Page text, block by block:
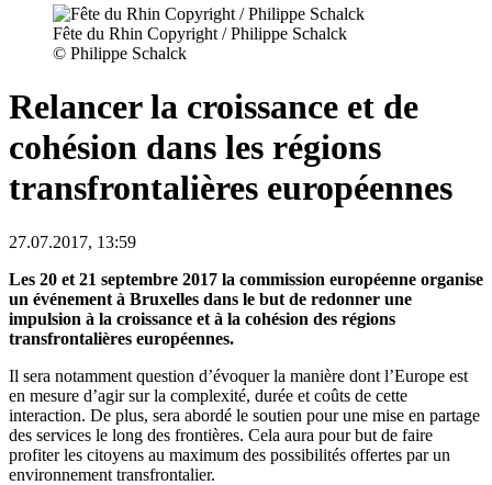
Fête du Rhin Copyright / Philippe Schalck
© Philippe Schalck
Relancer la croissance et de
cohésion dans les régions
transfrontalières européennes
27.07.2017, 13:59
Les 20 et 21 septembre 2017 la commission européenne organise
un événement à Bruxelles dans le but de redonner une
impulsion à la croissance et à la cohésion des régions
transfrontalières européennes.
Il sera notamment question d’évoquer la manière dont l’Europe est
en mesure d’agir sur la complexité, durée et coûts de cette
interaction. De plus, sera abordé le soutien pour une mise en partage
des services le long des frontières. Cela aura pour but de faire
profiter les citoyens au maximum des possibilités offertes par un
environnement transfrontalier.